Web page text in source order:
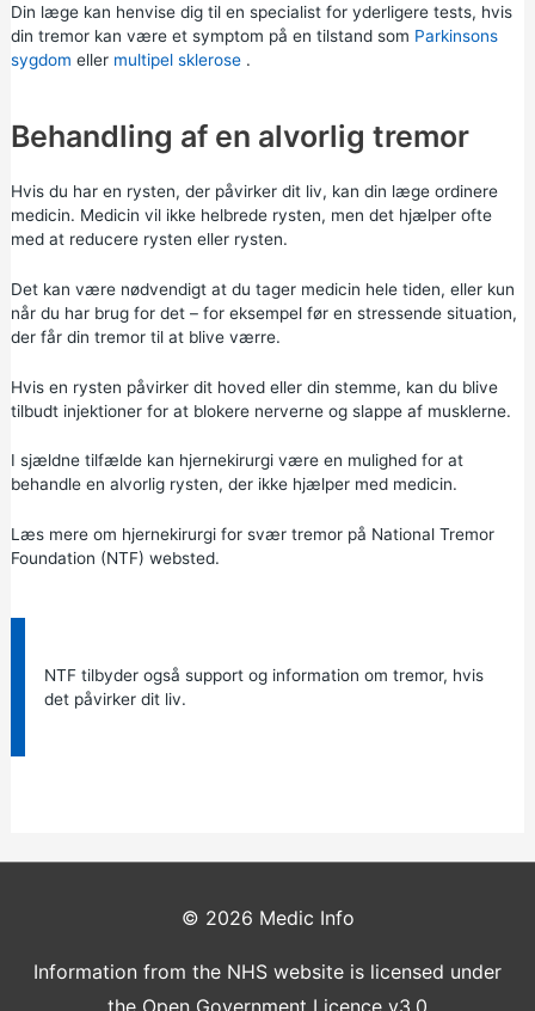
Din læge kan henvise dig til en specialist for yderligere tests, hvis
din tremor kan være et symptom på en tilstand som Parkinsons
sygdom eller multipel sklerose.
Behandling af en alvorlig tremor
Hvis du har en rysten, der påvirker dit liv, kan din læge ordinere
medicin. Medicin vil ikke helbrede rysten, men det hjælper ofte
med at reducere rysten eller rysten.
Det kan være nødvendigt at du tager medicin hele tiden, eller kun
når du har brug for det – for eksempel før en stressende situation,
der får din tremor til at blive værre.
Hvis en rysten påvirker dit hoved eller din stemme, kan du blive
tilbudt injektioner for at blokere nerverne og slappe af musklerne.
I sjældne tilfælde kan hjernekirurgi være en mulighed for at
behandle en alvorlig rysten, der ikke hjælper med medicin.
Læs mere om hjernekirurgi for svær tremorpå National Tremor
Foundation (NTF) websted.
NTFtilbyder også support og information om tremor, hvis
det påvirker dit liv.
© 2026 Medic Info
Information from the NHS website is licensed under
the Open Government Licence v3.0